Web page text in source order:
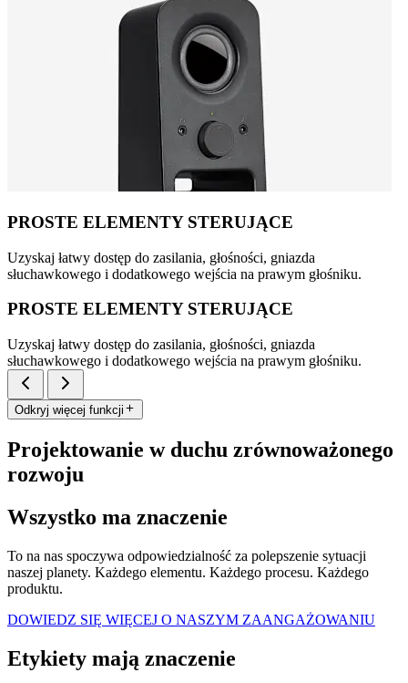
PROSTE ELEMENTY STERUJĄCE
Uzyskaj łatwy dostęp do zasilania, głośności, gniazda
słuchawkowego i dodatkowego wejścia na prawym głośniku.
PROSTE ELEMENTY STERUJĄCE
Uzyskaj łatwy dostęp do zasilania, głośności, gniazda
słuchawkowego i dodatkowego wejścia na prawym głośniku.
Odkryj więcej funkcji
Projektowanie w duchu zrównoważonego
rozwoju
Wszystko ma znaczenie
To na nas spoczywa odpowiedzialność za polepszenie sytuacji
naszej planety. Każdego elementu. Każdego procesu. Każdego
produktu.
DOWIEDZ SIĘ WIĘCEJ O NASZYM ZAANGAŻOWANIU
Etykiety mają znaczenie